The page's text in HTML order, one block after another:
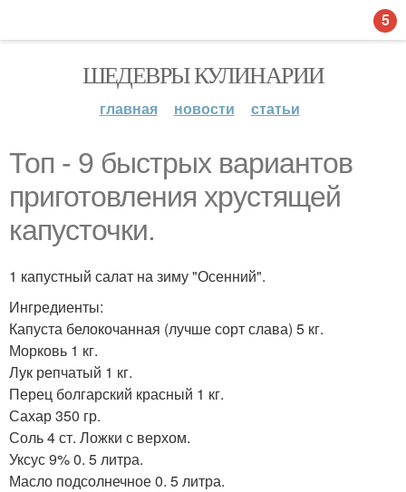
ШЕДЕВРЫ КУЛИНАРИИ
главная новости статьи
Топ - 9 быстрых вариантов
приготовления хрустящей
капусточки.
1 капустный салат на зиму "Осенний".
Ингредиенты:
Капуста белокочанная (лучше сорт слава) 5 кг.
Морковь 1 кг.
Лук репчатый 1 кг.
Перец болгарский красный 1 кг.
Сахар 350 гр.
Соль 4 ст. Ложки с верхом.
Уксус 9% 0. 5 литра.
Масло подсолнечное 0. 5 литра.
5